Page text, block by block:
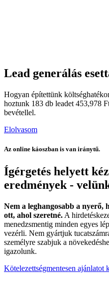
Lead generálás
Hogyan építettünk
hoztunk 183 db leadet 453,978
bevétellel.
Elolvasom
Az online káoszban is van iránytű.
Ígérgetés helyett
eredmények -
Nem a leghangosabb a nyerő,
ott, ahol szeretné. A
menedzsmentig minden egyes
vezérli. Nem gyártjuk
személyre szabjuk a
igazolunk.
Kötelezettségmentesen ajánlatot